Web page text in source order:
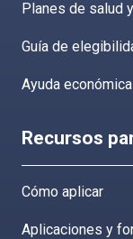
Planes de salud
Guía de
Ayuda
Recursos
Cómo aplicar
Aplicaciones y